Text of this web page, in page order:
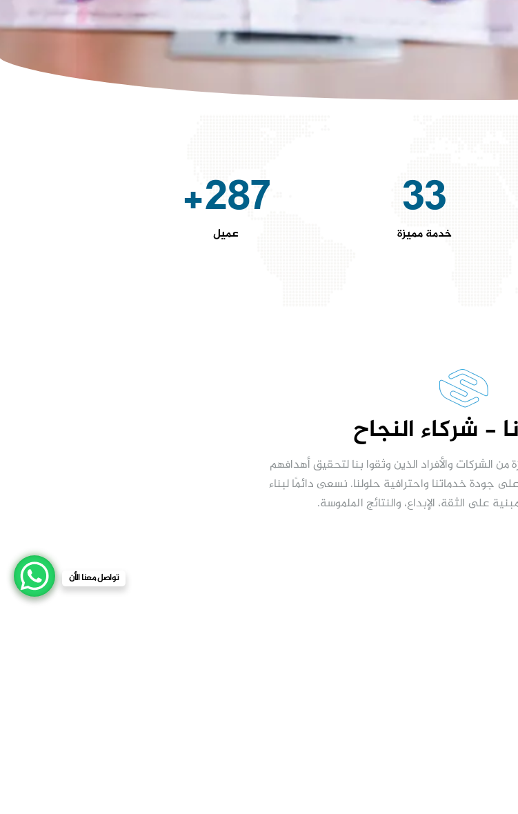
33
خدمة مميزة 287+
عميل
- شركاء النجاح
الشركات والأفراد الذين وثقوا بنا لتحقيق أهدافهم
جودة خدماتنا واحترافية حلولنا. نسعى دائمًا لبناء
على الثقة، الإبداع، والنتائج الملموسة.
تواصل معنا الأن